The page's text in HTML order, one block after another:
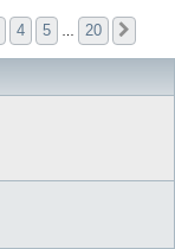
из
4 5 20